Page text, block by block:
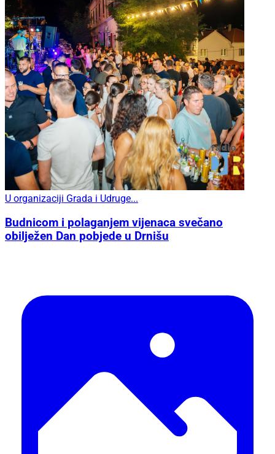
U organizaciji Grada i Udruge...
Budnicom i polaganjem vijenaca svečano
obilježen Dan pobjede u Drnišu